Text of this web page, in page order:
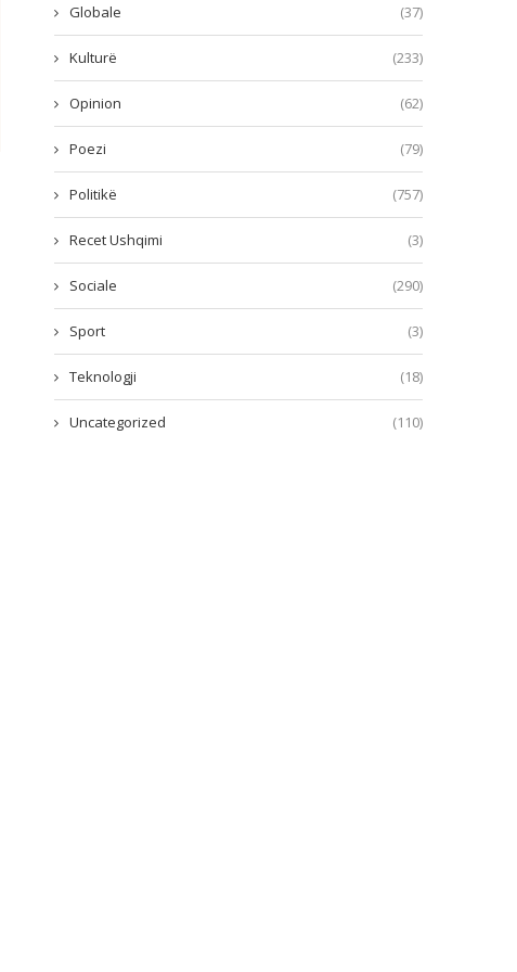
Globale (37)
Kulturë (233)
Opinion (62)
Poezi (79)
Politikë (757)
Recet Ushqimi (3)
Sociale (290)
Sport (3)
Teknologji (18)
Uncategorized (110)